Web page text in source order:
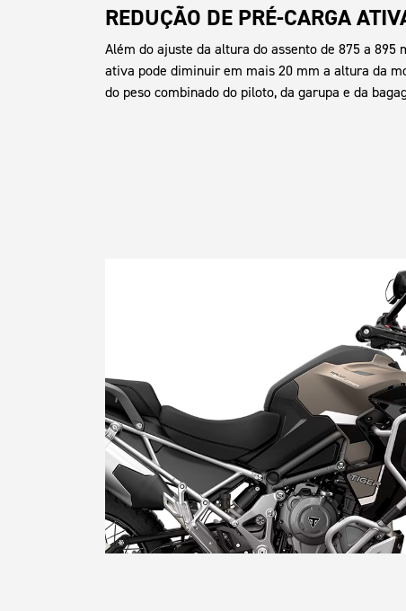
REDUÇÃO DE PRÉ-CARGA
Além do ajuste da altura do assento de 875 a 895
ativa pode diminuir em mais 20 mm a altura da
do peso combinado do piloto, da garupa e da